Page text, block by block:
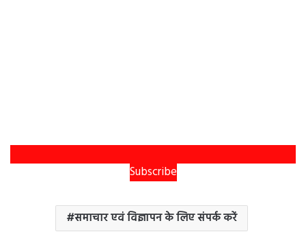
Subscribe
समाचार एवं विज्ञापन के लिए संपर्क करें